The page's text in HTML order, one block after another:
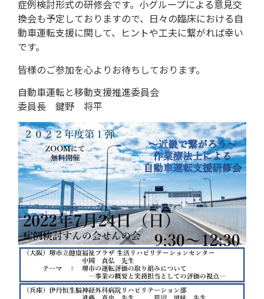
症例検討形式の研修会です。小グループによる意見交
換会も予定しておりますので、日々の臨床における自
動車運転支援に関して、ヒントや工夫に繋がれば幸い
です。
皆様のご参加を心よりお待ちしております。
自動車運転と移動支援推進委員会
委員長 鍵野 将平